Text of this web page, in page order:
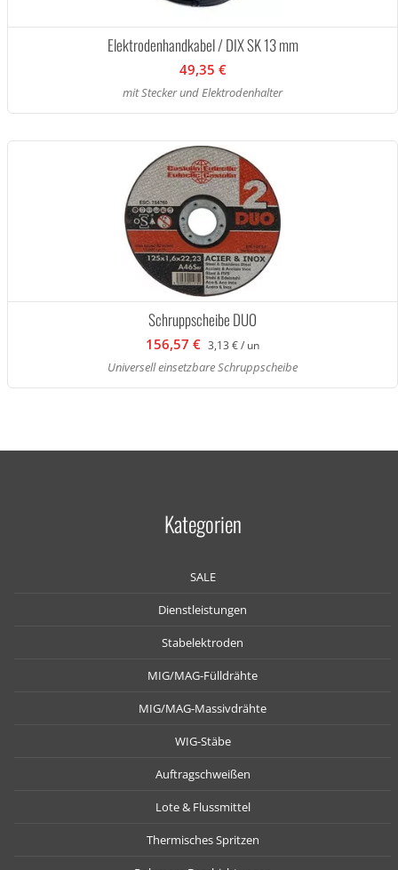
Elektrodenhandkabel / DIX SK 13 mm
49,35 €
mit Stecker und Elektrodenhalter
Schruppscheibe DUO
156,57 € 3,13 € / un
Universell einsetzbare Schruppscheibe
Kategorien
SALE
Dienstleistungen
Stabelektroden
MIG/MAG-Fülldrähte
MIG/MAG-Massivdrähte
WIG-Stäbe
Auftragschweißen
Lote & Flussmittel
Thermisches Spritzen